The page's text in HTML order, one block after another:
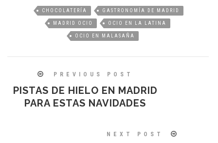
CHOCOLATERÍA GASTRONOMÍA DE MADRID
MADRID OCIO OCIO EN LA LATINA
OCIO EN MALASAÑA
PREVIOUS POST
PISTAS DE HIELO EN MADRID
PARA ESTAS NAVIDADES
NEXT POST